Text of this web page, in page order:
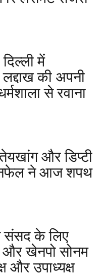
में
की अपनी
से रवाना
और डिप्टी
ने आज शपथ
संसद के लिए
और खेनपो सोनम
उपाध्यक्ष